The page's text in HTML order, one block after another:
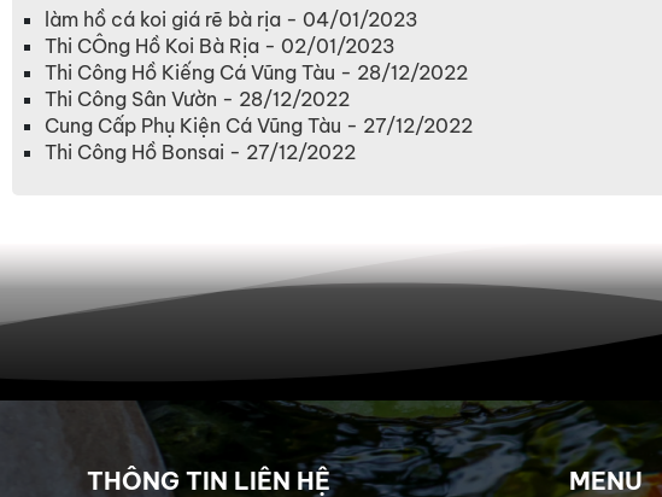
làm hồ cá koi giá rẽ bà rịa - 04/01/2023
Thi CÔng Hồ Koi Bà Rịa - 02/01/2023
Thi Công Hồ Kiếng Cá Vũng Tàu - 28/12/2022
Thi Công Sân Vườn - 28/12/2022
Cung Cấp Phụ Kiện Cá Vũng Tàu - 27/12/2022
Thi Công Hồ Bonsai - 27/12/2022
THÔNG TIN LIÊN HỆ MENU